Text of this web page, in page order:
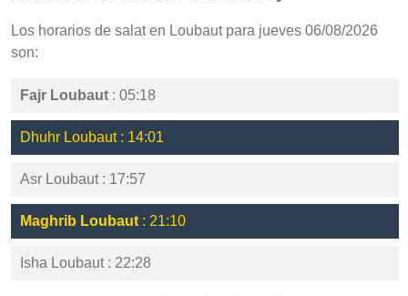
Los horarios de salat en Loubaut para jueves 06/08/2026
son:
Fajr Loubaut : 05:18
Dhuhr Loubaut : 14:01
Asr Loubaut : 17:57
Maghrib Loubaut : 21:10
Isha Loubaut : 22:28